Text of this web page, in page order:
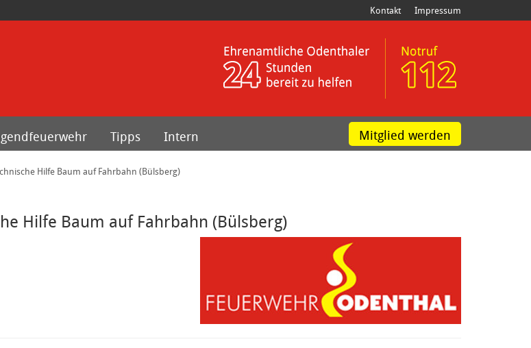
Kontakt Impressum
Tipps Intern Mitglied werden
Hilfe Baum auf Fahrbahn (Bülsberg)
Hilfe Baum auf Fahrbahn (Bülsberg)